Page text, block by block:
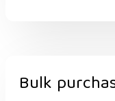
Bulk